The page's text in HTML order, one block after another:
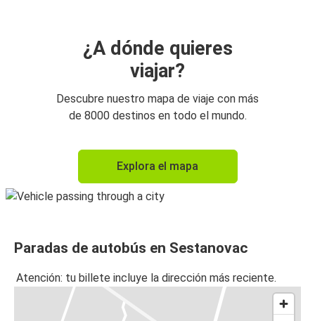
¿A dónde quieres
viajar?
Descubre nuestro mapa de viaje con más
de 8000 destinos en todo el mundo.
Explora el mapa
Paradas de autobús en Sestanovac
Atención: tu billete incluye la dirección más reciente.